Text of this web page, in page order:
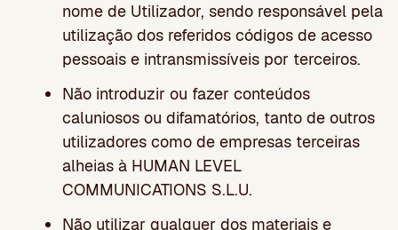
nome de Utilizador, sendo responsável pela
utilização dos referidos códigos de acesso
pessoais e intransmissíveis por terceiros.
Não introduzir ou fazer conteúdos
caluniosos ou difamatórios, tanto de outros
utilizadores como de empresas terceiras
alheias à HUMAN LEVEL
COMMUNICATIONS S.L.U.
Não utilizar qualquer dos materiais e